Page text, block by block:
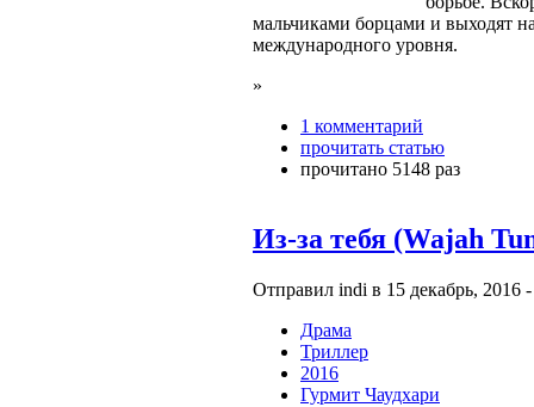
мальчиками борцами и выходят
международного уровня.
»
1 комментарий
прочитать статью
прочитано 5148 раз
Из-за тебя (Wajah
Отправил indi в 15 декабрь, 2016
Драма
Триллер
2016
Гурмит Чаудхари